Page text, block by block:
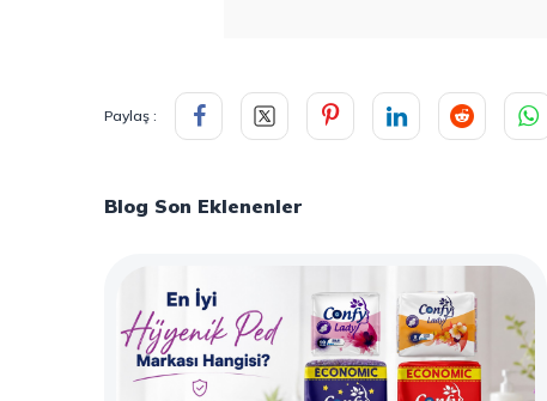
Paylaş :
Blog Son Eklenenler